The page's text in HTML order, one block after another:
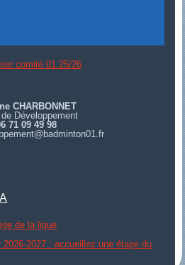
comité 01 25/26
CHARBONNET
Développement
71 09 49 98
de la ligue
2027 : accueillez une étape du